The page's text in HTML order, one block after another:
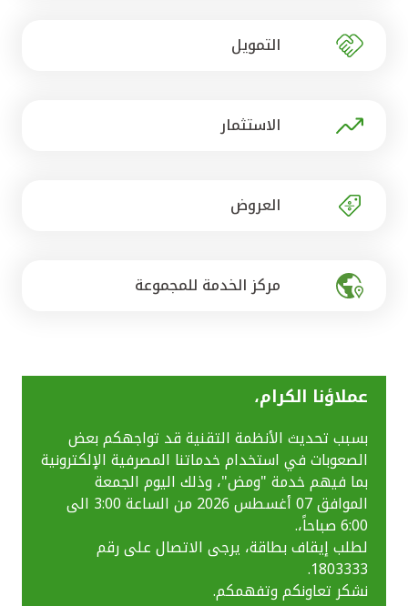
مصر
التمويل
الاستثمار
العروض
مركز الخدمة للمجموعة
عملاؤنا الكرام،
بسبب تحديث الأنظمة التقنية قد تواجهكم بعض
الصعوبات في استخدام خدماتنا المصرفية الإلكترونية
بما فيهم خدمة "ومض"، وذلك اليوم الجمعة
الموافق 07 أغسطس 2026 من الساعة 3:00 الى
6:00 صباحاً،.
لطلب إيقاف بطاقة، يرجى الاتصال على رقم
1803333.
نشكر تعاونكم وتفهمكم.